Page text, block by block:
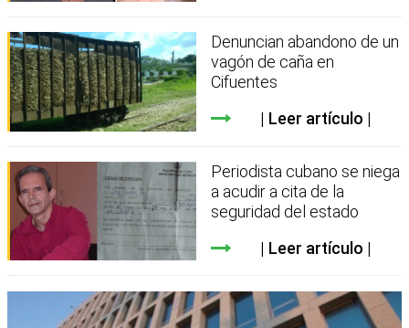
Denuncian abandono de un
vagón de caña en
Cifuentes
Leer artículo
Periodista cubano se niega
a acudir a cita de la
seguridad del estado
Leer artículo